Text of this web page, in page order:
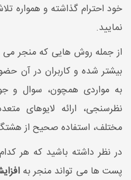
خود احترام گذاشته و همواره
نمایید.
از جمله روش هایی که منجر
بیشتر شده و کاربران در آن
به مواردی همچون، سوال و
نظرسنجی، ارائه لایوهای
مختلف، استفاده صحیح از
در نظر داشته باشید که هر
پست ها می تواند منجر به